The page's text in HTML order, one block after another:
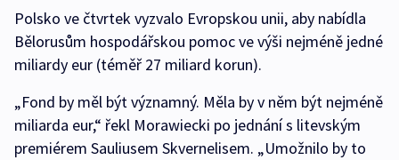
Polsko ve čtvrtek vyzvalo Evropskou unii, aby nabídla
Bělorusům hospodářskou pomoc ve výši nejméně jedné
miliardy eur (téměř 27 miliard korun).
„Fond by měl být významný. Měla by v něm být nejméně
miliarda eur,“ řekl Morawiecki po jednání s litevským
premiérem Sauliusem Skvernelisem. „Umožnilo by to